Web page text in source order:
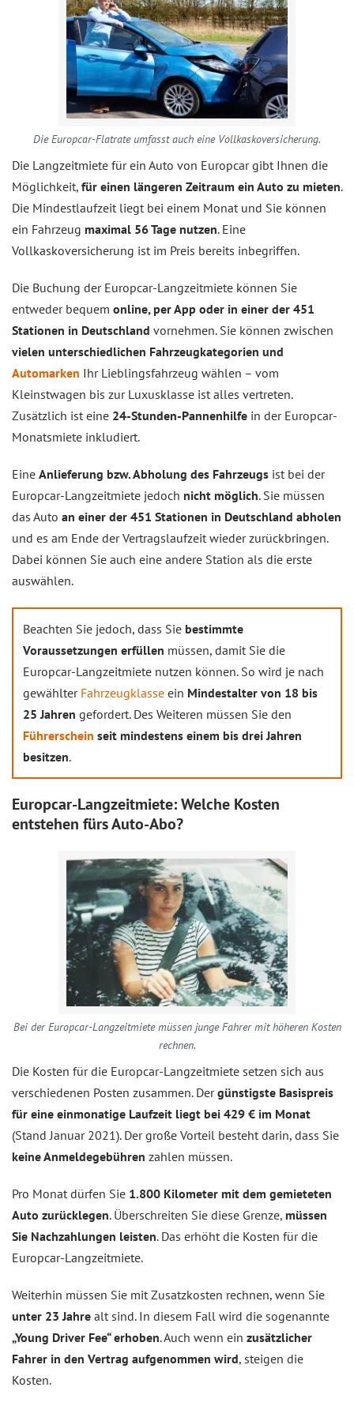
Die Europcar-Flatrate umfasst auch eine Vollkaskoversicherung.
Die Langzeitmiete für ein Auto von Europcar gibt Ihnen die
Möglichkeit, für einen längeren Zeitraum ein Auto zu mieten.
Die Mindestlaufzeit liegt bei einem Monat und Sie können
ein Fahrzeug maximal 56 Tage nutzen. Eine
Vollkaskoversicherung ist im Preis bereits inbegriffen.
Die Buchung der Europcar-Langzeitmiete können Sie
entweder bequem online, per App oder in einer der 451
Stationen in Deutschland vornehmen. Sie können zwischen
vielen unterschiedlichen Fahrzeugkategorien und
Automarken Ihr Lieblingsfahrzeug wählen – vom
Kleinstwagen bis zur Luxusklasse ist alles vertreten.
Zusätzlich ist eine 24-Stunden-Pannenhilfe in der Europcar-
Monatsmiete inkludiert.
Eine Anlieferung bzw. Abholung des Fahrzeugs ist bei der
Europcar-Langzeitmiete jedoch nicht möglich. Sie müssen
das Auto an einer der 451 Stationen in Deutschland abholen
und es am Ende der Vertragslaufzeit wieder zurückbringen.
Dabei können Sie auch eine andere Station als die erste
auswählen.
Beachten Sie jedoch, dass Sie bestimmte
Voraussetzungen erfüllen müssen, damit Sie die
Europcar-Langzeitmiete nutzen können. So wird je nach
gewählter Fahrzeugklasse ein Mindestalter von 18 bis
25 Jahren gefordert. Des Weiteren müssen Sie den
Führerschein seit mindestens einem bis drei Jahren
besitzen.
Europcar-Langzeitmiete: Welche Kosten
entstehen fürs Auto-Abo?
Bei der Europcar-Langzeitmiete müssen junge Fahrer mit höheren Kosten
rechnen.
Die Kosten für die Europcar-Langzeitmiete setzen sich aus
verschiedenen Posten zusammen. Dergünstigste Basispreis
für eine einmonatige Laufzeit liegt bei 429 € im Monat
(Stand Januar 2021). Der große Vorteil besteht darin, dass Sie
keine Anmeldegebühren zahlen müssen.
Pro Monat dürfen Sie 1.800 Kilometer mit dem gemieteten
Auto zurücklegen. Überschreiten Sie diese Grenze, müssen
Sie Nachzahlungen leisten. Das erhöht die Kosten für die
Europcar-Langzeitmiete.
Weiterhin müssen Sie mit Zusatzkosten rechnen, wenn Sie
unter 23 Jahre alt sind. In diesem Fall wird die sogenannte
„Young Driver Fee“ erhoben. Auch wenn ein zusätzlicher
Fahrer in den Vertrag aufgenommen wird, steigen die
Kosten.